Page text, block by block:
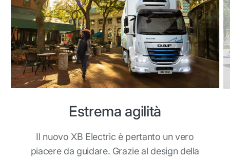
Estrema agilità
Il nuovo XB Electric è pertanto un vero
piacere da guidare. Grazie al design della